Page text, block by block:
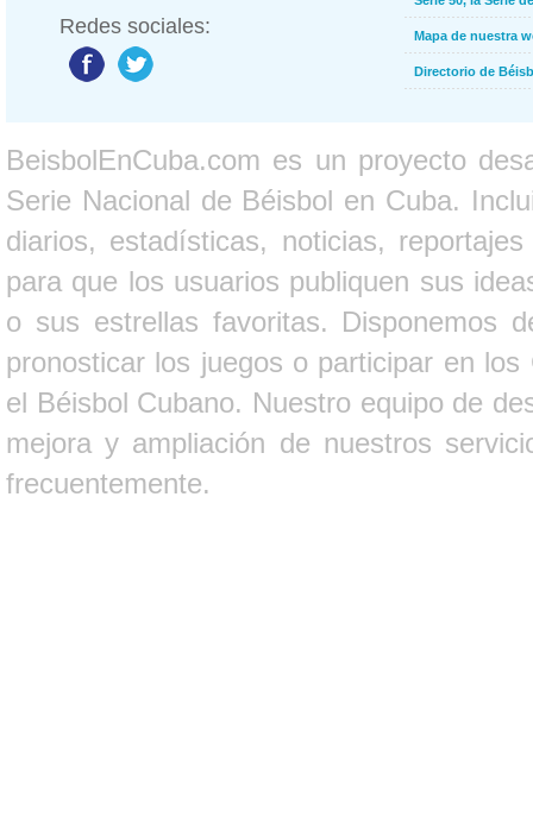
Redes sociales: Mapa de nuestra
Directorio de
BeisbolEnCuba.com es un proyecto
Serie Nacional de Béisbol en Cuba.
diarios, estadísticas, noticias,
para que los usuarios publiquen sus
o sus estrellas favoritas. Disponemos
pronosticar los juegos o participar en
el Béisbol Cubano. Nuestro equipo de
mejora y ampliación de nuestros
frecuentemente.